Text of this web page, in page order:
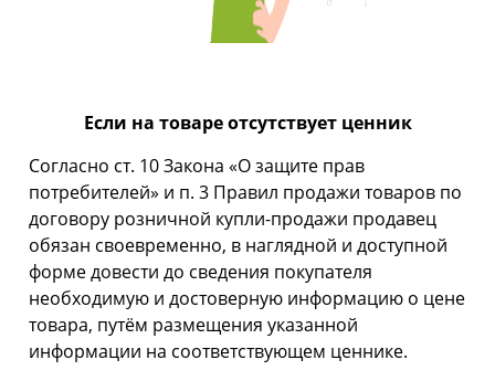
Если на товаре отсутствует ценник
Согласно ст. 10 Закона «О защите прав
потребителей» и п. 3 Правил продажи товаров по
договору розничной купли-продажи продавец
обязан своевременно, в наглядной и доступной
форме довести до сведения покупателя
необходимую и достоверную информацию о цене
товара, путём размещения указанной
информации на соответствующем ценнике.